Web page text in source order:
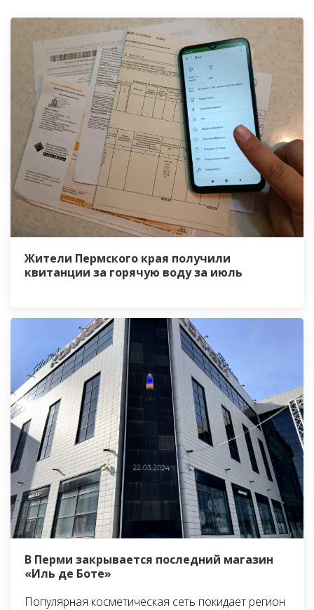
Жители Пермского края получили
квитанции за горячую воду за июль
В Перми закрывается последний магазин
«Иль де Боте»
Популярная косметическая сеть покидает регион